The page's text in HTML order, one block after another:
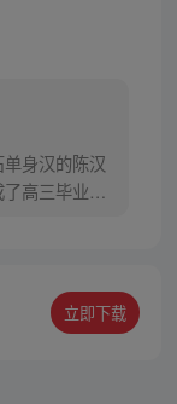
身汉的陈汉
高三毕业
立即下载